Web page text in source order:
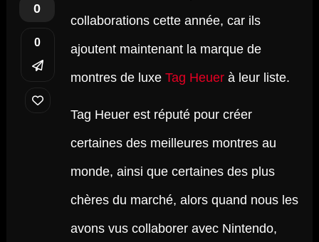
0
0
collaborations cette année, car ils
ajoutent maintenant la marque de
montres de luxe Tag Heuerà leur liste.
Tag Heuer est réputé pour créer
certaines des meilleures montres au
monde, ainsi que certaines des plus
chères du marché, alors quand nous les
avons vus collaborer avec Nintendo,